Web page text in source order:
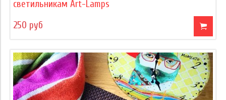
светильникам Art-Lamps
250 руб